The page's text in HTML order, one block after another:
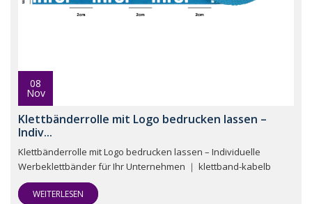
08
Nov
Klettbänderrolle mit Logo bedrucken lassen –
Indiv...
Klettbänderrolle mit Logo bedrucken lassen – Individuelle
Werbeklettbänder für Ihr Unternehmen ｜ klettband-kabelb
WEITERLESEN